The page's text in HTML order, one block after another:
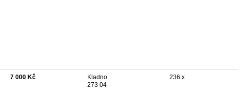
7 000 Kč
Kladno
273 04
236 x